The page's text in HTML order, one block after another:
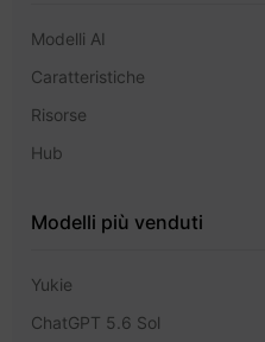
Modelli AI
Caratteristiche
Risorse
Hub
Modelli più venduti
Yukie
ChatGPT 5.6 Sol